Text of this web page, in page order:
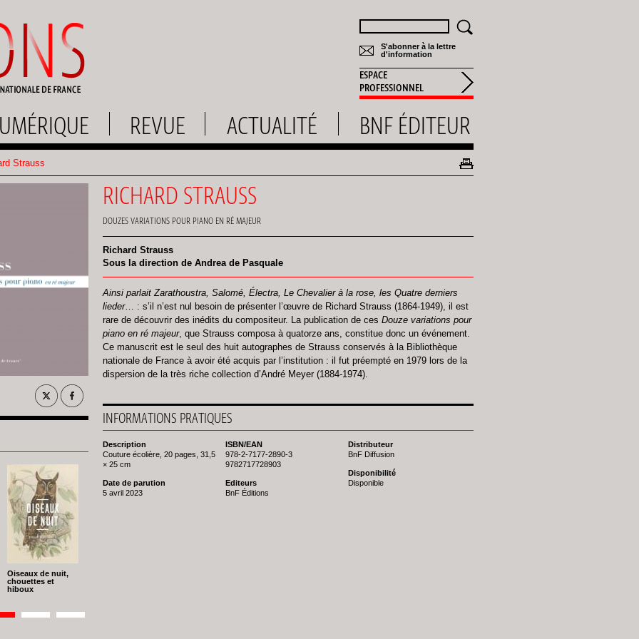
S'abonner à la lettre
d'information
ESPACE
PROFESSIONNEL
REVUE ACTUALITÉ BNF ÉDITEUR
Strauss
Oiseaux de nuit,
chouettes et
hiboux
Page
2 Page
3
RICHARD STRAUSS
DOUZES VARIATIONS POUR PIANO EN RÉ MAJEUR
Richard Strauss
Sous la direction de Andrea de Pasquale
Ainsi parlait Zarathoustra, Salomé, Électra, Le Chevalier à la rose, les Quatre derniers
lieder… : s’il n’est nul besoin de présenter l’œuvre de Richard Strauss (1864-1949), il est
rare de découvrir des inédits du compositeur. La publication de ces Douze variations pour
piano en ré majeur, que Strauss composa à quatorze ans, constitue donc un événement.
Ce manuscrit est le seul des huit autographes de Strauss conservés à la Bibliothèque
nationale de France à avoir été acquis par l’institution : il fut préempté en 1979 lors de la
dispersion de la très riche collection d’André Meyer (1884-1974).
INFORMATIONS PRATIQUES
Description
Couture écolière, 20 pages, 31,5
× 25 cm
Date de parution
5 avril 2023
ISBN/EAN
978-2-7177-2890-3
9782717728903
Editeurs
BnF Éditions
Distributeur
BnF Diffusion
Disponibilité
Disponible